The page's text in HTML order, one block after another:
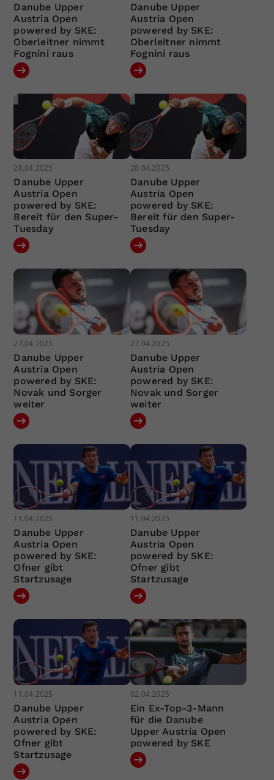
Danube Upper
Austria Open
powered by SKE:
Oberleitner nimmt
Fognini raus
Danube Upper
Austria Open
powered by SKE:
Oberleitner nimmt
Fognini raus
28.04.2025
Danube Upper
Austria Open
powered by SKE:
Bereit für den Super-
Tuesday
28.04.2025
Danube Upper
Austria Open
powered by SKE:
Bereit für den Super-
Tuesday
27.04.2025
Danube Upper
Austria Open
powered by SKE:
Novak und Sorger
weiter
27.04.2025
Danube Upper
Austria Open
powered by SKE:
Novak und Sorger
weiter
11.04.2025
Danube Upper
Austria Open
powered by SKE:
Ofner gibt
Startzusage
11.04.2025
Danube Upper
Austria Open
powered by SKE:
Ofner gibt
Startzusage
11.04.2025
Danube Upper
Austria Open
powered by SKE:
Ofner gibt
Startzusage
02.04.2025
Ein Ex-Top-3-Mann
für die Danube
Upper Austria Open
powered by SKE